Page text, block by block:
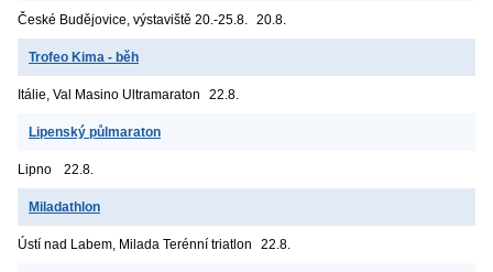
České Budějovice, výstaviště 20.-25.8. 20.8.
Trofeo Kima - běh
Itálie, Val Masino Ultramaraton 22.8.
Lipenský půlmaraton
Lipno 22.8.
Miladathlon
Ústí nad Labem, Milada Terénní triatlon 22.8.